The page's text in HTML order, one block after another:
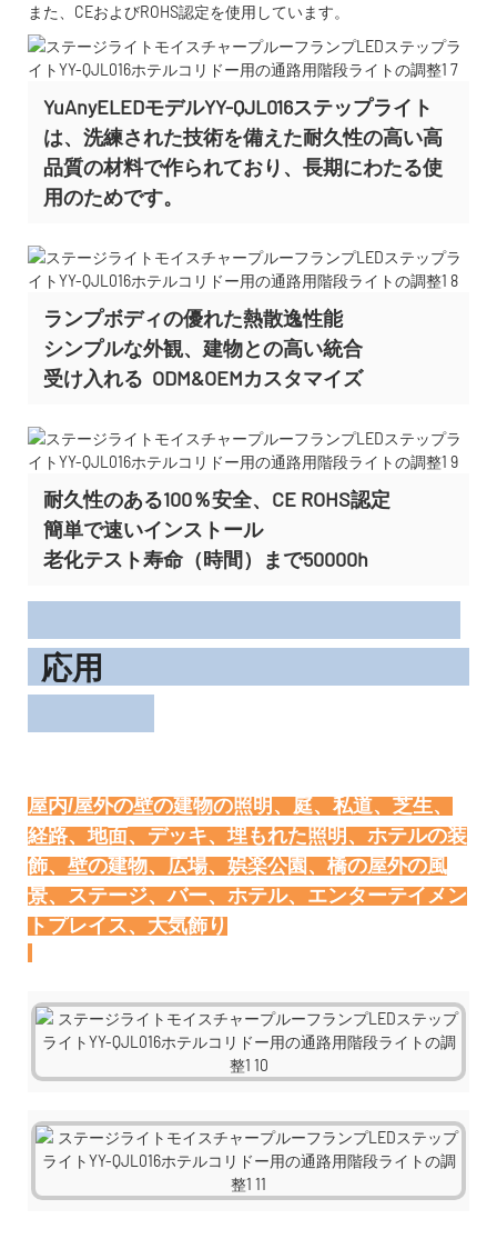
また、CEおよびROHS認定を使用しています。
YuAnyELEDモデルYY-QJL016ステップライト
は、洗練された技術を備えた耐久性の高い高
品質の材料で作られており、長期にわたる使
用のためです。
ランプボディの優れた熱散逸性能
シンプルな外観、建物との高い統合
受け入れる ODM&OEMカスタマイズ
耐久性のある100％安全、CE ROHS認定
簡単で速いインストール
老化テスト寿命（時間）まで50000h
応用
屋内/屋外の壁の建物の照明、庭、私道、芝生、
経路、地面、デッキ、埋もれた照明、ホテルの装
飾、壁の建物、広場、娯楽公園、橋の屋外の風
景、ステージ、バー、ホテル、エンターテイメン